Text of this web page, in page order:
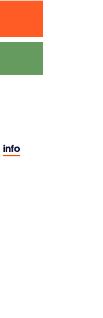
info